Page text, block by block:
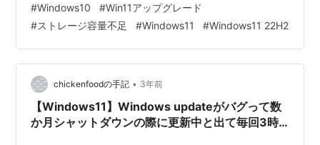
使ってます。 前から案内が来ていたのだが、 思いついた
ように Windows Update やってみた～今のとこ無料！
新しいのは Windows 11 v 22H2になります。 コーヒーを
片手に 7時28分 ダウンロード開始～ところ…
#Windows10 #Win11アップグレード
#ストレージ容量不足 #Windows11 #Windows11 22H2
chickenfoodの手記 • 3年前
【Windows11】Windows updateがバグって数
か月シャットダウンの際に更新中と出て毎回3時